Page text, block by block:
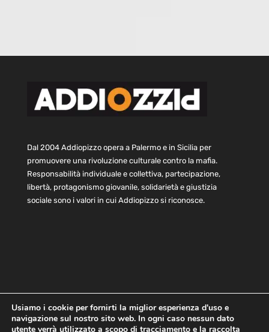
Dal 2004 Addiopizzo opera a Palermo e in Sicilia per
promuovere una rivoluzione culturale contro la mafia.
Responsabilità individuale e collettiva, partecipazione,
libertà, protagonismo giovanile, solidarietà e giustizia
sociale sono i valori in cui Addiopizzo si riconosce.
Home Statuto e bilancio
Contatti
Usiamo i cookie per fornirti la miglior esperienza d'uso e
navigazione sul nostro sito web. In ogni caso nessun dato
utente verrà utilizzato a scopo di tracciamento e la raccolta